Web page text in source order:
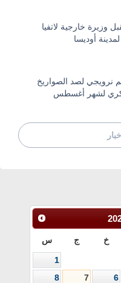
وزيرة خارجية لاتفيا
أوديسا
نرويجي لصد الصواريخ
لشهر أغسطس
خ ج س
1
6
7
8